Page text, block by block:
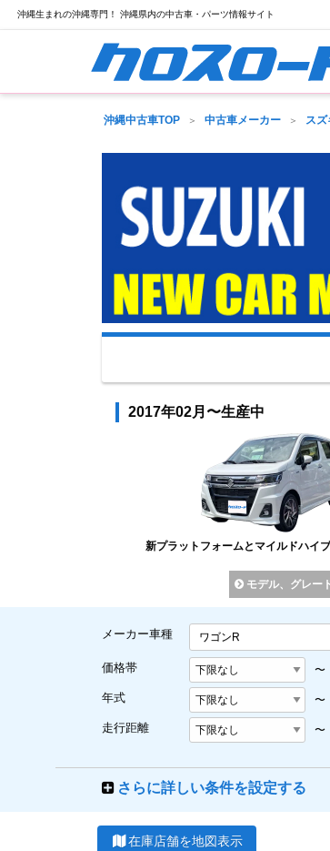
沖縄生まれの沖縄専門！ 沖縄県内の中古車・パーツ情報サイト
沖縄中古車TOP 中古車メーカー ス
2017年02月〜生産中
新プラットフォームとマイルドハイ
モデル、グレー
メーカー車種 ワゴンR
価格帯 〜
年式 〜
走行距離 〜
さらに詳しい条件を設定する
在庫店舗を地図表示